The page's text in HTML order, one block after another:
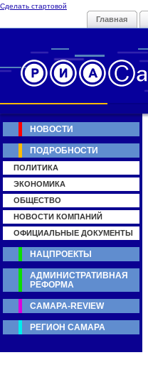
Сделать стартовой
Главная
НОВОСТИ
ПОДРОБНОСТИ
ПОЛИТИКА
ЭКОНОМИКА
ОБЩЕСТВО
НОВОСТИ КОМПАНИЙ
ОФИЦИАЛЬНЫЕ ДОКУМЕНТЫ
НАЦПРОЕКТЫ
АДМИНИСТРАТИВНАЯ
РЕФОРМА
САМАРА-REVIEW
РЕГИОН САМАРА